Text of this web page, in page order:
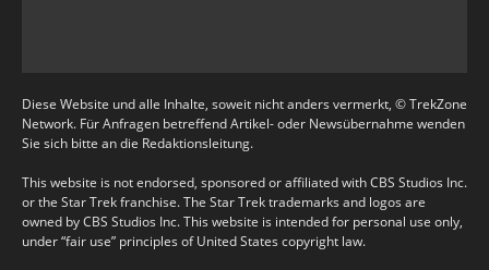
Diese Website und alle Inhalte, soweit nicht anders vermerkt, © TrekZone
Network. Für Anfragen betreffend Artikel- oder Newsübernahme wenden
Sie sich bitte an die Redaktionsleitung.
This website is not endorsed, sponsored or affiliated with CBS Studios Inc.
or the Star Trek franchise. The Star Trek trademarks and logos are
owned by CBS Studios Inc. This website is intended for personal use only,
under “fair use” principles of United States copyright law.